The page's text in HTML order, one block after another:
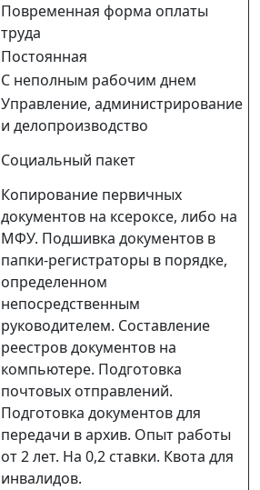
Повременная форма оплаты
труда
Постоянная
С неполным рабочим днем
Управление, администрирование
и делопроизводство
Социальный пакет
Копирование первичных
документов на ксероксе, либо на
МФУ. Подшивка документов в
папки-регистраторы в порядке,
определенном
непосредственным
руководителем. Составление
реестров документов на
компьютере. Подготовка
почтовых отправлений.
Подготовка документов для
передачи в архив. Опыт работы
от 2 лет. На 0,2 ставки. Квота для
инвалидов.